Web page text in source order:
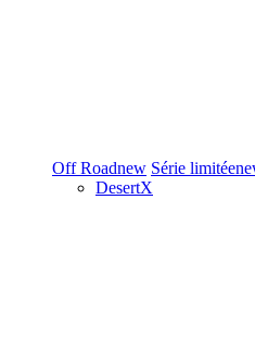
Off Roadnew Série limitée
DesertX